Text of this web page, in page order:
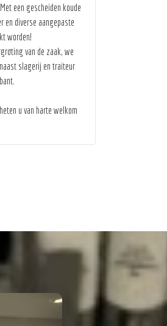
een gescheiden koude
en diverse aangepaste
worden!
van de zaak, we
slagerij en traiteur
u van harte welkom